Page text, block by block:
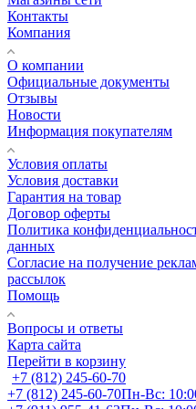
Контакты
Компания
О компании
Официальные документы
Отзывы
Новости
Информация покупателям
Условия оплаты
Условия доставки
Гарантия на товар
Договор оферты
Политика
данных
Согласие на получение
рассылок
Помощь
Вопросы и ответы
Карта сайта
Перейти в корзину
+7 (812) 245-60-70
+7 (812) 245-60-70Пн-Вс: